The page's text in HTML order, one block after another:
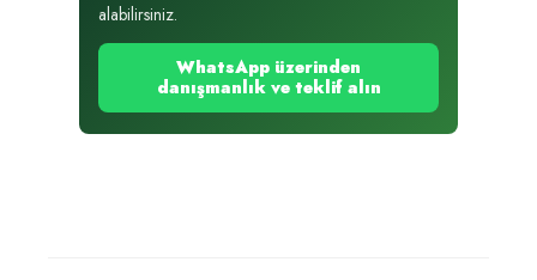
alabilirsiniz.
WhatsApp üzerinden
danışmanlık ve teklif alın